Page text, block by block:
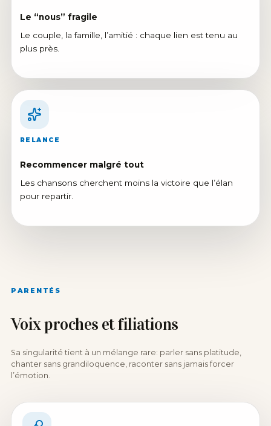
Le “nous” fragile
Le couple, la famille, l’amitié : chaque lien est tenu au
plus près.
RELANCE
Recommencer malgré tout
Les chansons cherchent moins la victoire que l’élan
pour repartir.
PARENTÉS
Voix proches et filiations
Sa singularité tient à un mélange rare: parler sans platitude,
chanter sans grandiloquence, raconter sans jamais forcer
l’émotion.